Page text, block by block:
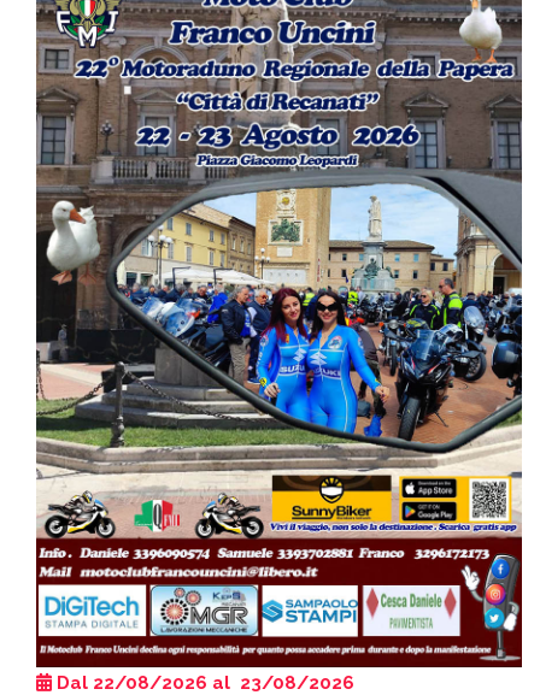
Dal 22/08/2026 al 23/08/2026